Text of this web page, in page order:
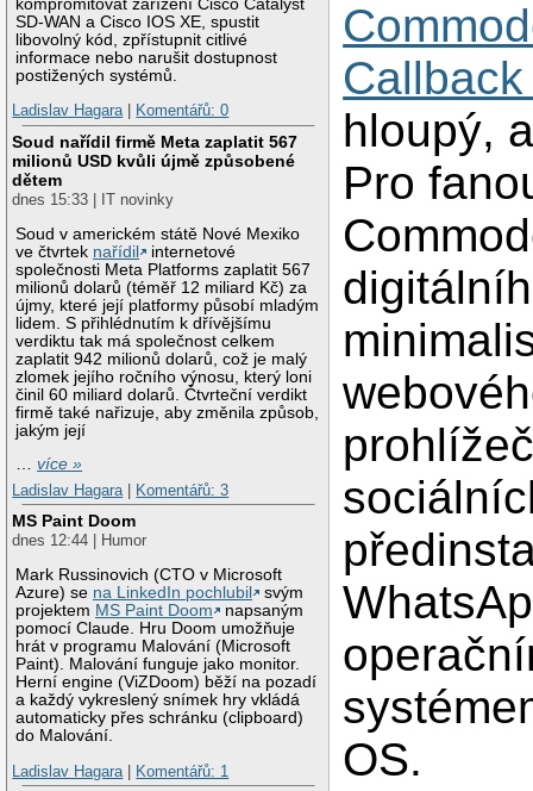
kompromitovat zařízení Cisco Catalyst
SD-WAN a Cisco IOS XE, spustit
libovolný kód, zpřístupnit citlivé
informace nebo narušit dostupnost
postižených systémů.
Ladislav Hagara| Komentářů: 0
Soud nařídil firmě Meta zaplatit 567
milionů USD kvůli újmě způsobené
dětem
dnes 15:33 | IT novinky
Soud v americkém státě Nové Mexiko
ve čtvrtek nařídil
internetové
společnosti Meta Platforms zaplatit 567
milionů dolarů (téměř 12 miliard Kč) za
újmy, které její platformy působí mladým
lidem. S přihlédnutím k dřívějšímu
verdiktu tak má společnost celkem
zaplatit 942 milionů dolarů, což je malý
zlomek jejího ročního výnosu, který loni
činil 60 miliard dolarů. Čtvrteční verdikt
firmě také nařizuje, aby změnila způsob,
jakým její
…více »
Ladislav Hagara
Komentářů: 3
MS Paint Doom
dnes 12:44 | Humor
Mark Russinovich (CTO v Microsoft
Azure) se na LinkedIn pochlubil
svým
projektem MS Paint Doom
napsaným
pomocí Claude. Hru Doom umožňuje
hrát v programu Malování (Microsoft
Paint). Malování funguje jako monitor.
Herní engine (ViZDoom) běží na pozadí
a každý vykreslený snímek hry vkládá
automaticky přes schránku (clipboard)
do Malování.
Ladislav Hagara
Komentářů: 1
hloupý,
Pro
OS.